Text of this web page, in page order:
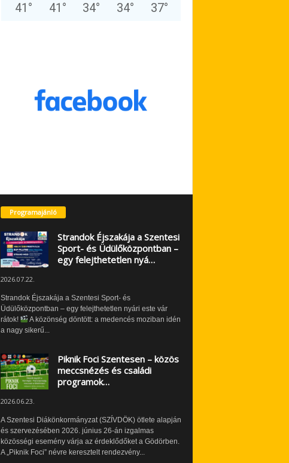
41 ° 41 ° 34° 34° 37°
Programajánló
Strandok Éjszakája a Szentesi
Sport- és Üdülőközpontban –
egy felejthetetlen nyá…
2026.07.22.
Strandok Éjszakája a Szentesi Sport- és
Üdülőközpontban – egy felejthetetlen nyári este vár
rátok!
A közönség döntött: a medencés moziban idén
a nagy sikerű...
Piknik Foci Szentesen – közös
meccsnézés és családi
programok…
2026.06.23.
A Szentesi Diákönkormányzat (SZÍVDÖK) ötlete alapján
és szervezésében 2026. június 26-án izgalmas
közösségi esemény várja az érdeklődőket a Gödörben.
A „Piknik Foci” névre keresztelt rendezvény...